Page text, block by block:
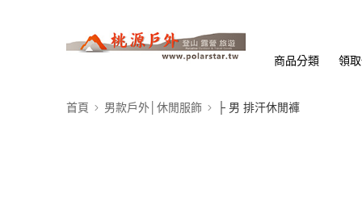
商品分類 領
首頁 男款戶外│休閒服飾 ├ 男 排汗休閒褲